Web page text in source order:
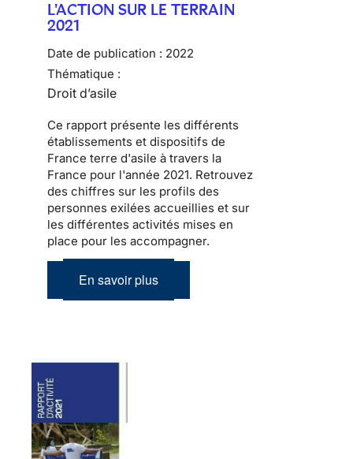
L'ACTION SUR LE TERRAIN
2021
Date de publication : 2022
Thématique :
Droit d’asile
Ce rapport présente les différents
établissements et dispositifs de
France terre d'asile à travers la
France pour l'année 2021. Retrouvez
des chiffres sur les profils des
personnes exilées accueillies et sur
les différentes activités mises en
place pour les accompagner.
En savoir plus